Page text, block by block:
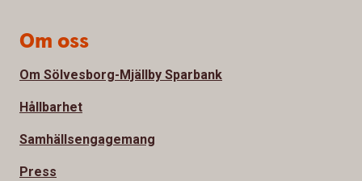
Om oss
Om Sölvesborg-Mjällby Sparbank
Hållbarhet
Samhällsengagemang
Press